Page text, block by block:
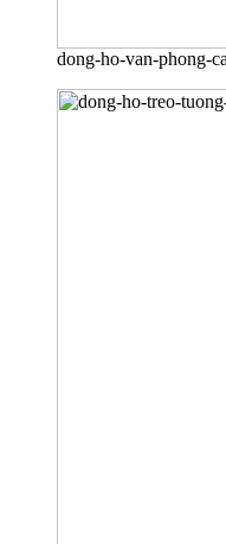
dong-ho-van-phong-